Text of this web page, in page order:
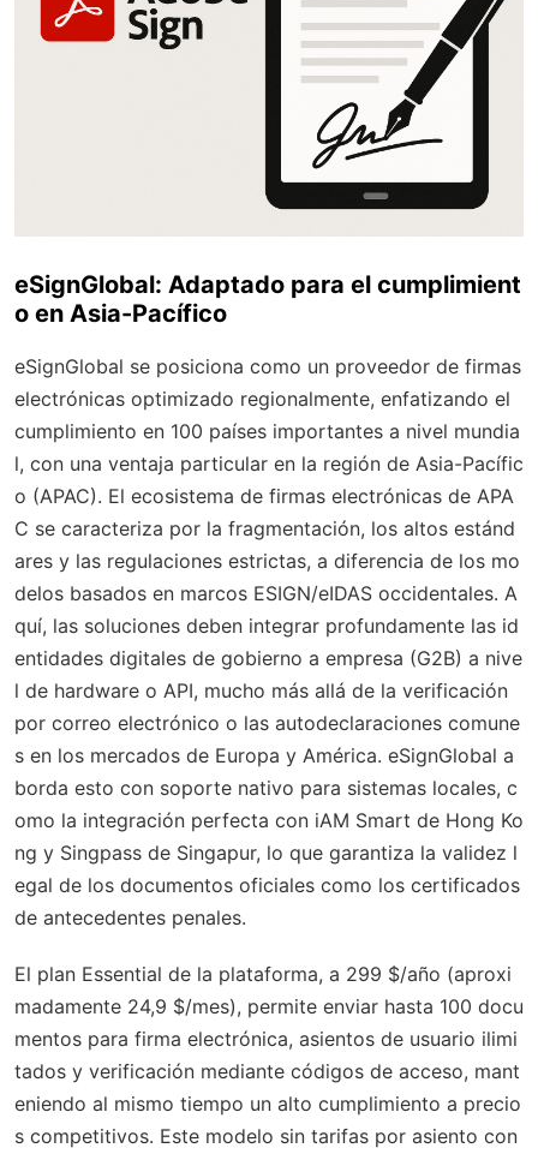
eSignGlobal: Adaptado para el cumplimient
o en Asia-Pacífico
eSignGlobal se posiciona como un proveedor de firmas
electrónicas optimizado regionalmente, enfatizando el
cumplimiento en 100 países importantes a nivel mundia
l, con una ventaja particular en la región de Asia-Pacífic
o (APAC). El ecosistema de firmas electrónicas de APA
C se caracteriza por la fragmentación, los altos estánd
ares y las regulaciones estrictas, a diferencia de los mo
delos basados en marcos ESIGN/eIDAS occidentales. A
quí, las soluciones deben integrar profundamente las id
entidades digitales de gobierno a empresa (G2B) a nive
l de hardware o API, mucho más allá de la verificación
por correo electrónico o las autodeclaraciones comune
s en los mercados de Europa y América. eSignGlobal a
borda esto con soporte nativo para sistemas locales, c
omo la integración perfecta con iAM Smart de Hong Ko
ng y Singpass de Singapur, lo que garantiza la validez l
egal de los documentos oficiales como los certificados
de antecedentes penales.
El plan Essential de la plataforma, a 299 $/año (aproxi
madamente 24,9 $/mes), permite enviar hasta 100 docu
mentos para firma electrónica, asientos de usuario ilimi
tados y verificación mediante códigos de acceso, mant
eniendo al mismo tiempo un alto cumplimiento a precio
s competitivos. Este modelo sin tarifas por asiento con